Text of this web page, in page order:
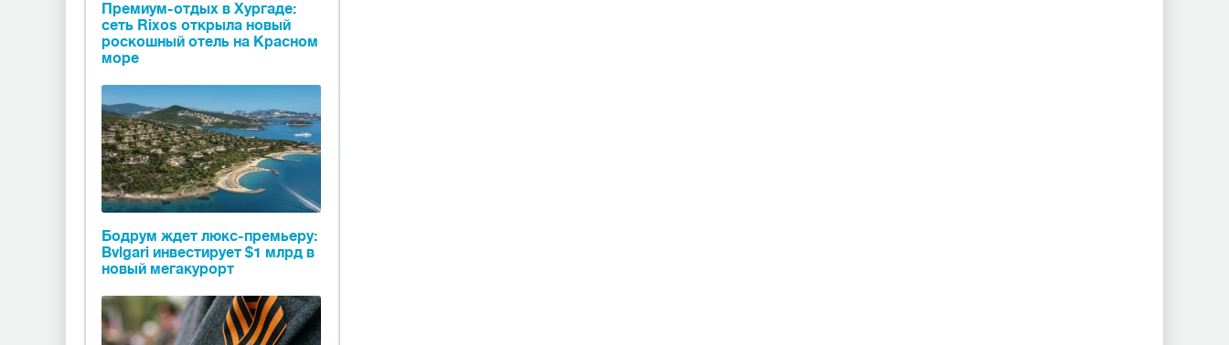
Премиум-отдых в Хургаде:
сеть Rixos открыла новый
роскошный отель на Красном
море
Бодрум ждет люкс-премьеру:
Bvlgari инвестирует $1 млрд в
новый мегакурорт